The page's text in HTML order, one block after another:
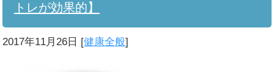
トレが効果的】
2017年11月26日 [健康全般]